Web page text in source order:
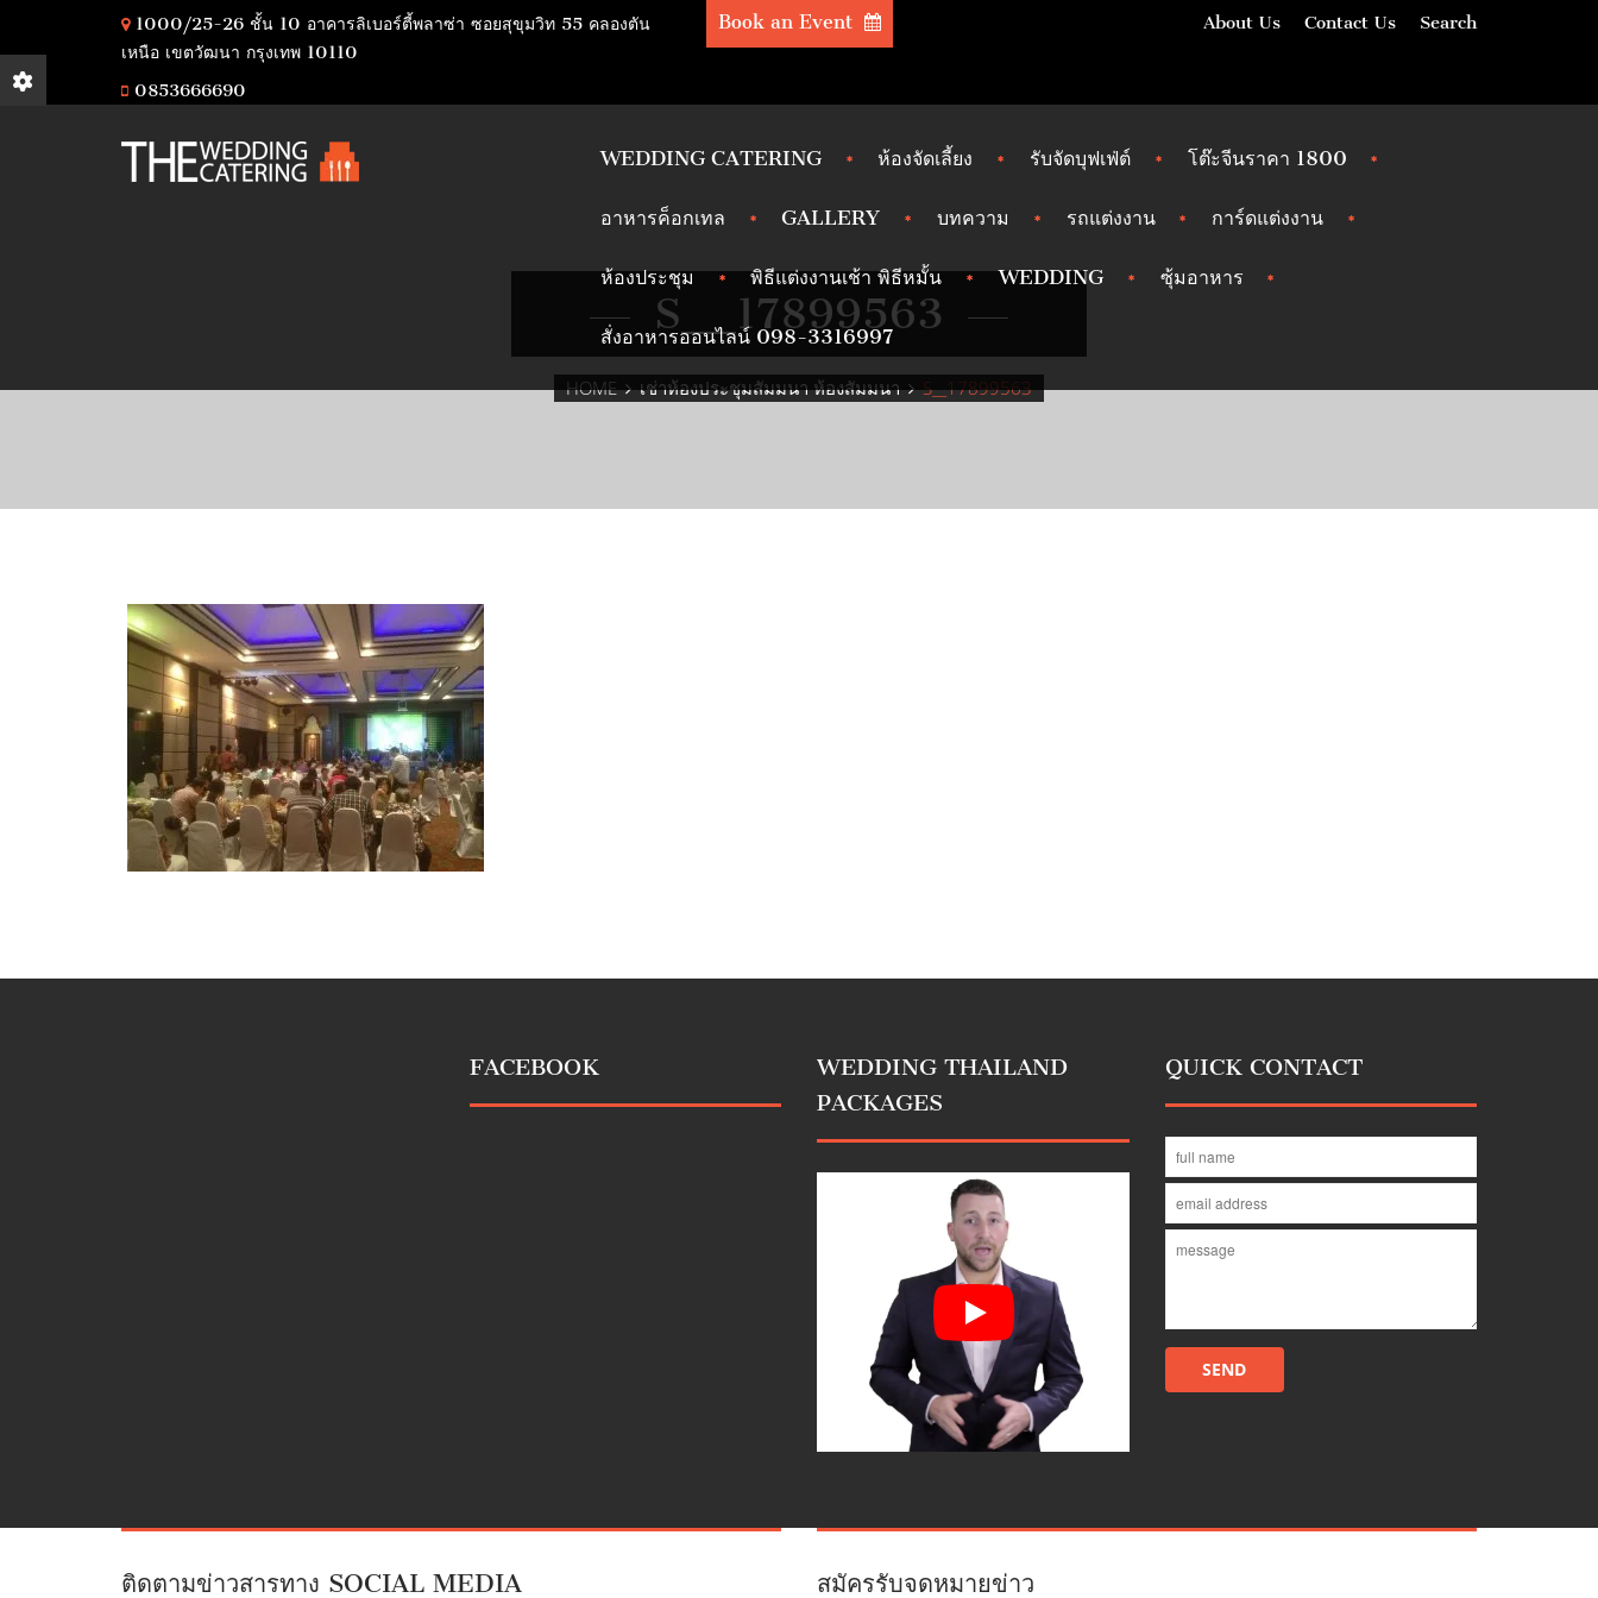
1000/25-26 ชั้น 10 อาคารลิเบอร์ตี้พลาซ่า ซอยสุขุมวิท 55 คลองตัน
เหนือ เขตวัฒนา กรุงเทพ 10110
0853666690
Book an Event About Us Contact Us Search
WEDDING CATERING ห้องจัดเลี้ยง รับจัดบุฟเฟ่ต์ โต๊ะจีนราคา 1800
อาหารค็อกเทล GALLERY บทความ รถแต่งงาน การ์ดแต่งงาน
ห้องประชุม พิธีแต่งงานเช้า พิธีหมั้น WEDDING ซุ้มอาหาร
สั่งอาหารออนไลน์ 098-3316997
S__17899563
HOME เช่าห้องประชุมสัมมนา ห้องสัมมนา S__17899563
FACEBOOK
WEDDING THAILAND
PACKAGES
QUICK CONTACT
ติดตามข่าวสารทาง SOCIAL MEDIA สมัครรับจดหมายข่าว